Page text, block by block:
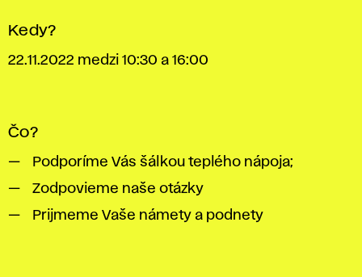
Kedy?
22.11.2022 medzi 10:30 a 16:00
Čo?
Podporíme Vás šálkou teplého nápoja;
Zodpovieme naše otázky
Prijmeme Vaše námety a podnety